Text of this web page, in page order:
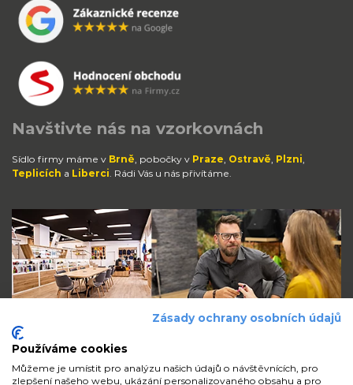
Navštivte nás na vzorkovnách
Sídlo firmy máme v Brně , pobočky v Praze Ostravě Plzni
Teplicích a Liberci . Rádi Vás u nás přivítáme.
Zásady ochrany osobních údajů
Používáme cookies
Můžeme je umístit pro analýzu našich údajů o návštěvnících, pro
zlepšení našeho webu, ukázání personalizovaného obsahu a pro